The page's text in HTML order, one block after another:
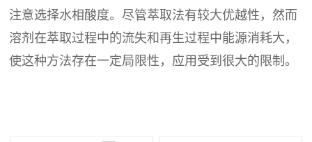
注意选择水相酸度。尽管萃取法有较大优越性，然而
溶剂在萃取过程中的流失和再生过程中能源消耗大，
使这种方法存在一定局限性，应用受到很大的限制。